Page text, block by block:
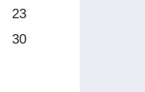
23
30